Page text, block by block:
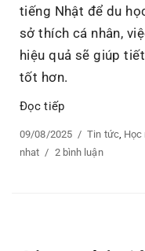
tiếng Nhật để du
sở thích cá nhân,
hiệu quả sẽ giúp
tốt hơn.
Đọc tiếp“Kinh nghiệm
Posted
on
09/08/2025 Categories
Tin tức, Học
nhat
2 bình luậnở